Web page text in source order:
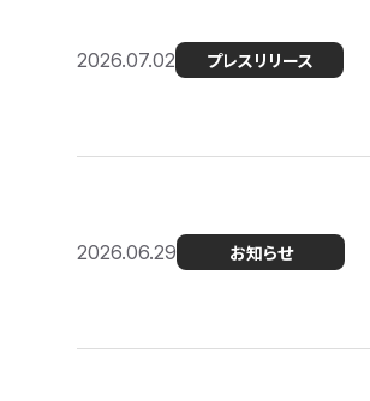
2026.07.02 プレスリリース
2026.06.29 お知らせ